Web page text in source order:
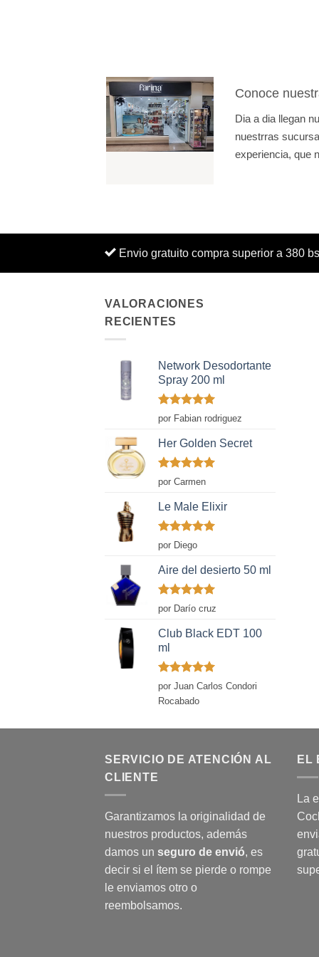
Conoce
Dia a dia llegan
nuestrras
experiencia, que
Envio gratuito compra superior a 380 bs
VALORACIONES
RECIENTES
Network Desodortante
Spray 200 ml
Valorado
con
por Fabian rodriguez
Her Golden Secret
Valorado
con
por Carmen
Le Male Elixir
Valorado
con
de 5
por Diego
Aire del desierto 50 ml
Valorado
con
por Darío cruz
Club Black EDT 100
ml
Valorado
con 5 de 5
por Juan Carlos Condori
Rocabado
SERVICIO DE ATENCIÓN AL
CLIENTE
Garantizamos la originalidad de
nuestros productos, además
damos un seguro de envió, es
decir si el ítem se pierde o rompe
le enviamos otro o
reembolsamos.
EL
La